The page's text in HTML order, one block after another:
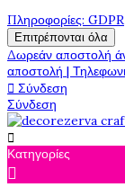
Πληροφορίες: GDPR
Επιτρέπονται όλα
Δωρεάν αποστολή
αποστολή |
 Σύνδεση
Σύνδεση

Κατηγορίες
